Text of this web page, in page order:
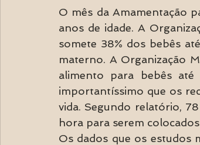
O mês da Amamentação
anos de idade. A
somete 38% dos bebês
materno. A Organização
alimento para bebês
importantíssimo que os
vida. Segundo relatório,
hora para serem
Os dados que os estudos